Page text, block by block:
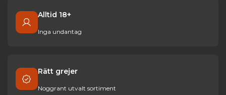
Alltid 18+
Inga undantag
Rätt grejer
Noggrant utvalt sortiment